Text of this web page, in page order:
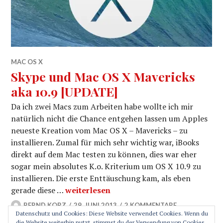
MAC OS X
Skype und Mac OS X Mavericks
aka 10.9 [UPDATE]
Da ich zwei Macs zum Arbeiten habe wollte ich mir
natürlich nicht die Chance entgehen lassen um Apples
neueste Kreation vom Mac OS X – Mavericks – zu
installieren. Zumal für mich sehr wichtig war, iBooks
direkt auf dem Mac testen zu können, dies war eher
sogar mein absolutes K.o. Kriterium um OS X 10.9 zu
installieren. Die erste Enttäuschung kam, als eben
gerade diese …Skype und Mac OS X Mavericks aka 10.9
weiterlesen
BERND KORZ 29. JUNI 2013 2 KOMMENTARE
Datenschutz und Cookies: Diese Website verwendet Cookies. Wenn du